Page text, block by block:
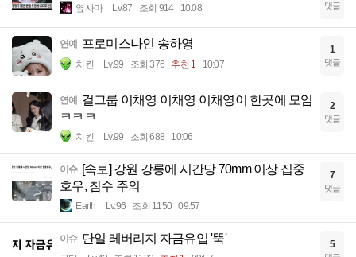
옆사마 Lv.87 조회 914 10:08 댓글
연예 프로미스나인 송하영
치킨 Lv.99 조회 376 추천 1 10:07
1
댓글
연예
걸그룹 이채영 이채영 이채영이 한곳에 모임
ㅋㅋㅋ
치킨 Lv.99 조회 688 10:06
2
댓글
이슈 [속보] 강원 강릉에 시간당 70mm 이상 집중
호우, 침수 주의
Earth Lv.96 조회 1150 09:57
7
댓글
이슈 단일 레버리지 자금유입 '뚝' 5